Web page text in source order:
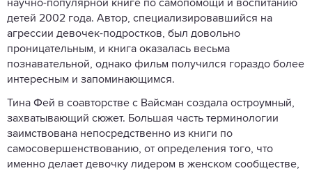
научно-популярной книге по самопомощи и воспитанию
детей 2002 года. Автор, специализировавшийся на
агрессии девочек-подростков, был довольно
проницательным, и книга оказалась весьма
познавательной, однако фильм получился гораздо более
интересным и запоминающимся.
Тина Фей в соавторстве с Вайсман создала остроумный,
захватывающий сюжет. Большая часть терминологии
заимствована непосредственно из книги по
самосовершенствованию, от определения того, что
именно делает девочку лидером в женском сообществе,